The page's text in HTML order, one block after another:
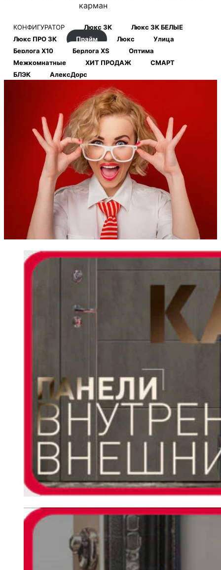
карман
КОНФИГУРАТОР Люкс 3К
Люкс 3К БЕЛЫЕ
Люкс ПРО 3К
Прайм Люкс
Улица
Берлога Х10
Берлога XS
Оптима
Межкомнатные
ХИТ ПРОДАЖ
СМАРТ
БЛЭК
АлексДорс